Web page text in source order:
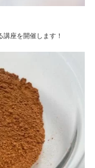
座を開催します！